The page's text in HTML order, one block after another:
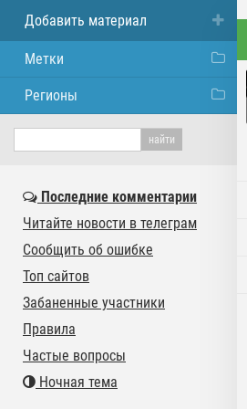
Добавить материал
Метки
Регионы
Последние комментарии
Читайте новости в телеграм
Сообщить об ошибке
Топ сайтов
Забаненные участники
Правила
Частые вопросы
Ночная тема